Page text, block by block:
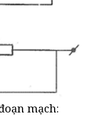
mạch: